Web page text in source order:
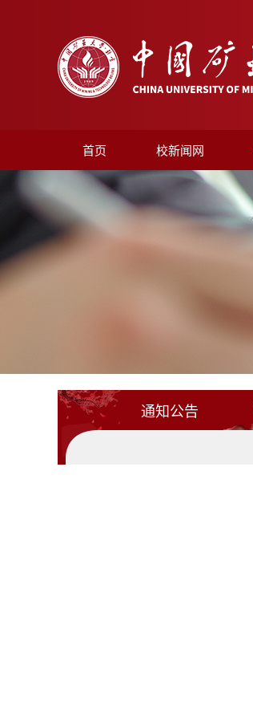
首页 校新闻网
通知公告